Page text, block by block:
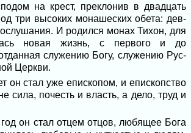
на крест, преклонив в двадцать
три высоких монашеских обета: дев­
И родился монах Тихон, для
но­вая жизнь, с первого и до
служению Богу, служению Рус­
Церкви.
он стал уже еписко­пом, и епископство
сила, почесть и власть, а дело, труд и
он стал отцем отцов, любящее Бога